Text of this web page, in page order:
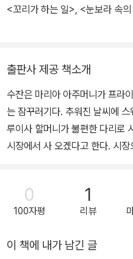
<꼬리가 하는 일>, <눈보라 속
출판사 제공 책소개
수잔은 마리아 아주머니가 프라
는 잠꾸러기다. 추워진 날씨에
루이사 할머니가 불편한 다리로
시장에서 사 오겠다고 한다. 시
음에 든 토마토 무늬 스웨터를
니 벌써 팔려가고 없다. 수잔의
어두워진 들길을 따라 집으로
마토무늬 스웨터를 받게 되어 기
0
100자평
1
리뷰
이 책에 내가 남긴 글